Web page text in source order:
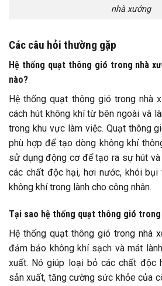
nhà xưởng
Các câu hỏi thường gặp
Hệ thống quạt thông gió trong nhà
nào?
Hệ thống quạt thông gió trong nhà
cách hút không khí từ bên ngoài và
trong khu vực làm việc. Quạt thông
phù hợp để tạo dòng không khí
sử dụng động cơ để tạo ra sự hút
các chất độc hại, hơi nước, khói
không khí trong lành cho công nhân.
Tại sao hệ thống quạt thông gió
Hệ thống quạt thông gió trong nhà
đảm bảo không khí sạch và mát
xuất. Nó giúp loại bỏ các chất độc
sản xuất, tăng cường sức khỏe của